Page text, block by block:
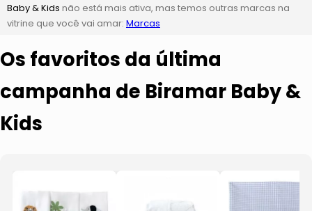
Baby & Kids não está mais ativa, mas temos outras marcas na
vitrine que você vai amar: Marcas
Os favoritos da última
campanha de Biramar Baby &
Kids